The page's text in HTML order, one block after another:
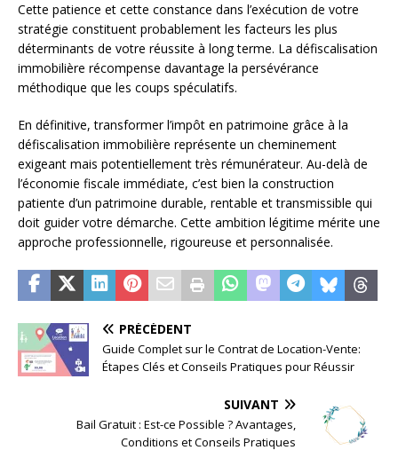
Cette patience et cette constance dans l’exécution de votre
stratégie constituent probablement les facteurs les plus
déterminants de votre réussite à long terme. La défiscalisation
immobilière récompense davantage la persévérance
méthodique que les coups spéculatifs.
En définitive, transformer l’impôt en patrimoine grâce à la
défiscalisation immobilière représente un cheminement
exigeant mais potentiellement très rémunérateur. Au-delà de
l’économie fiscale immédiate, c’est bien la construction
patiente d’un patrimoine durable, rentable et transmissible qui
doit guider votre démarche. Cette ambition légitime mérite une
approche professionnelle, rigoureuse et personnalisée.
PRÉCÉDENT
Guide Complet sur le Contrat de Location-Vente:
Étapes Clés et Conseils Pratiques pour Réussir
SUIVANT
Bail Gratuit : Est-ce Possible ? Avantages,
Conditions et Conseils Pratiques